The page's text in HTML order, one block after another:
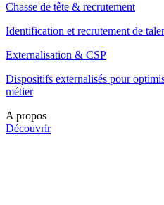
Chasse de tête & recrutement
Identification et recrutement de
Externalisation & CSP
Dispositifs externalisés pour
métier
A propos
Découvrir